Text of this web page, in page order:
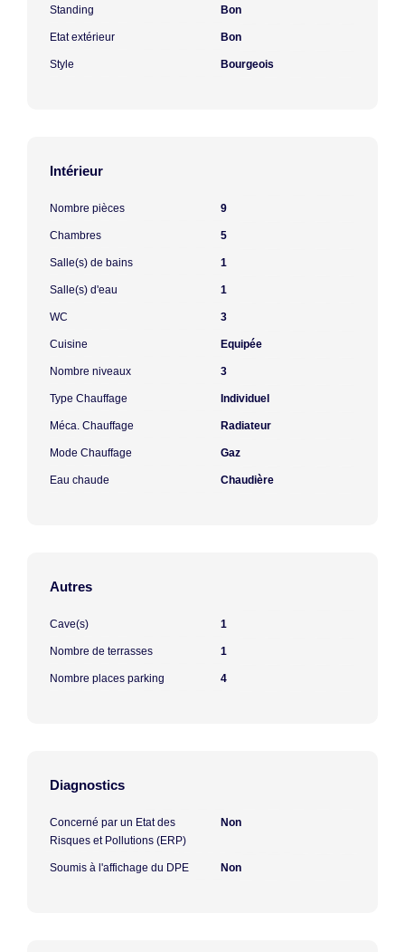
Standing Bon
Etat extérieur Bon
Style Bourgeois
Intérieur
Nombre pièces 9
Chambres 5
Salle(s) de bains 1
Salle(s) d'eau 1
WC 3
Cuisine Equipée
Nombre niveaux 3
Type Chauffage Individuel
Méca. Chauffage Radiateur
Mode Chauffage Gaz
Eau chaude Chaudière
Autres
Cave(s) 1
Nombre de terrasses 1
Nombre places parking 4
Diagnostics
Concerné par un Etat des
Risques et Pollutions (ERP)
Non
Soumis à l'affichage du DPE Non